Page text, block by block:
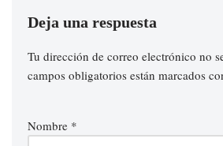
Deja una respuesta
Tu dirección de correo electrónico no
campos obligatorios están marcados
Nombre *